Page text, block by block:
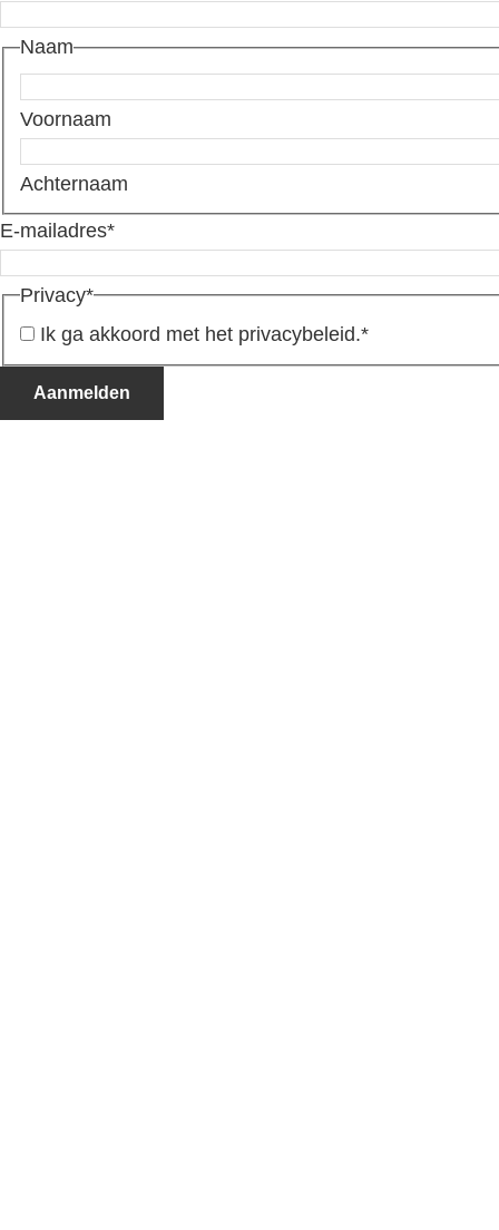
Naam
Voornaam
Achternaam
E-mailadres*
Privacy*
Ik ga akkoord met het privacybeleid.*
Aanmelden